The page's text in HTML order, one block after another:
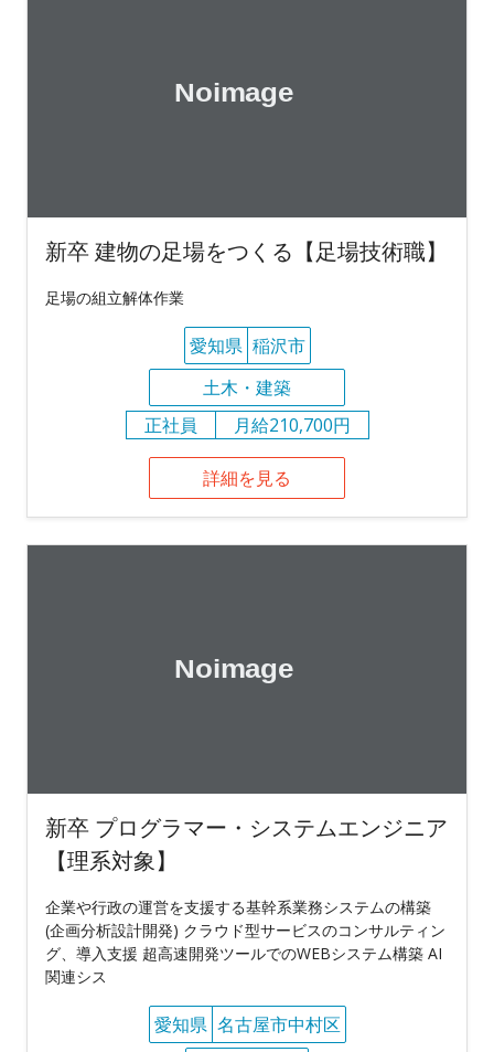
新卒 建物の足場をつくる【足場技術職】
足場の組立解体作業
愛知県 稲沢市
土木・建築
正社員
月給210,700円
詳細を見る
新卒 プログラマー・システムエンジニア
【理系対象】
企業や行政の運営を支援する基幹系業務システムの構築
(企画分析設計開発) クラウド型サービスのコンサルティン
グ、導入支援 超高速開発ツールでのWEBシステム構築 AI
関連シス
愛知県 名古屋市中村区